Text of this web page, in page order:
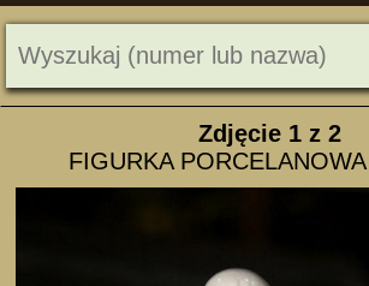
Zdjęcie 1z 2
FIGURKA